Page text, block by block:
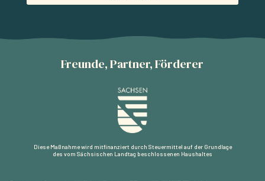
Freunde, Partner, Förderer
Diese Maßnahme wird mitfinanziert durch Steuermittel auf der Grundlage
des vom Sächsischen Landtag beschlossenen Haushaltes